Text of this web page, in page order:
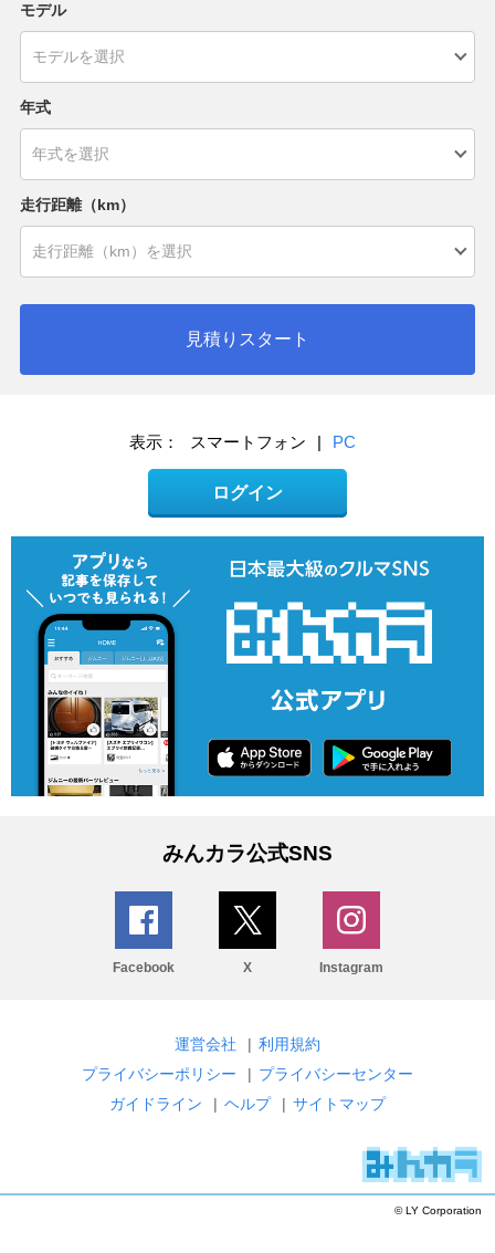
モデル
年式
走行距離（km）
見積りスタート
表示： スマートフォン | PC
ログイン
みんカラ公式SNS
Facebook X Instagram
運営会社 | 利用規約
プライバシーポリシー
| プライバシーセンター
ガイドライン
| ヘルプ | サイトマップ
© LY Corporation